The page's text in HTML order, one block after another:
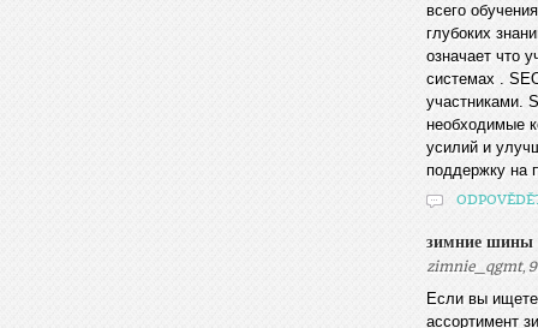
всего
глубоких
означает что
системах .
участниками.
необходимые
усилий и
поддержку на
зимние шины
zimnie_qgmt,
Если вы
ассортимент